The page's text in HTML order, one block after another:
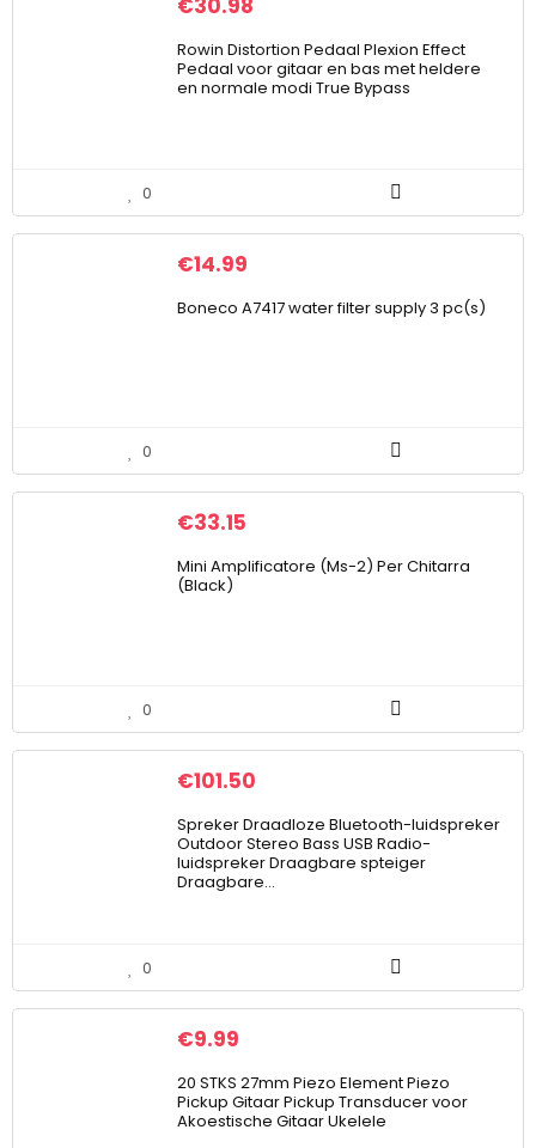
Rowin Distortion Pedaal Plexion Effect
Pedaal voor gitaar en bas met heldere
en normale modi True Bypass
0
€14.99
Boneco A7417 water filter supply 3 pc(s)
0
€33.15
Mini Amplificatore (Ms-2) Per Chitarra
(Black)
0
€101.50
Spreker Draadloze Bluetooth-luidspreker
Outdoor Stereo Bass USB Radio-
luidspreker Draagbare spteiger
Draagbare…
0
€9.99
20 STKS 27mm Piezo Element Piezo
Pickup Gitaar Pickup Transducer voor
Akoestische Gitaar Ukelele